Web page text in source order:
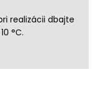
realizácii dbajte
°C.